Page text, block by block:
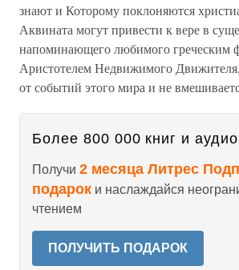
знают и Которому поклоняются
Аквината могут привести к вере в
напоминающего любимого греческим
Аристотелем Недвижимого
от событий этого мира и не
Более 800 000 книг и
Получи 2 месяца Литрес
подарок и наслаждайся
чтением
ПОЛУЧИТЬ ПОДАРОК